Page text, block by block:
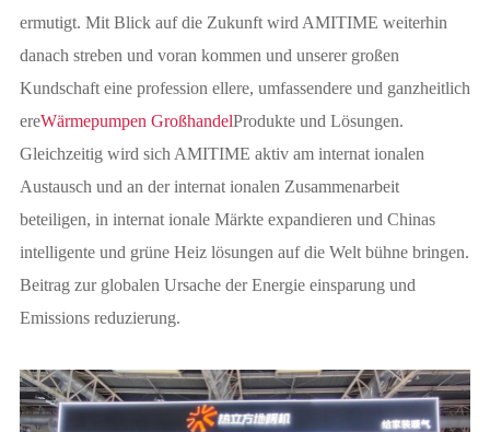
ermutigt. Mit Blick auf die Zukunft wird AMITIME weiterhin
danach streben und voran kommen und unserer großen
Kundschaft eine profession ellere, umfassendere und ganzheitlich
ereWärmepumpen GroßhandelProdukte und Lösungen.
Gleichzeitig wird sich AMITIME aktiv am internat ionalen
Austausch und an der internat ionalen Zusammenarbeit
beteiligen, in internat ionale Märkte expandieren und Chinas
intelligente und grüne Heiz lösungen auf die Welt bühne bringen.
Beitrag zur globalen Ursache der Energie einsparung und
Emissions reduzierung.